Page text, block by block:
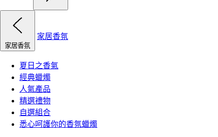
家居香氛
家居香氛
夏日之香氣
經典蠟燭
人氣產品
精選禮物
自選組合
悉心呵護你的香氛蠟燭